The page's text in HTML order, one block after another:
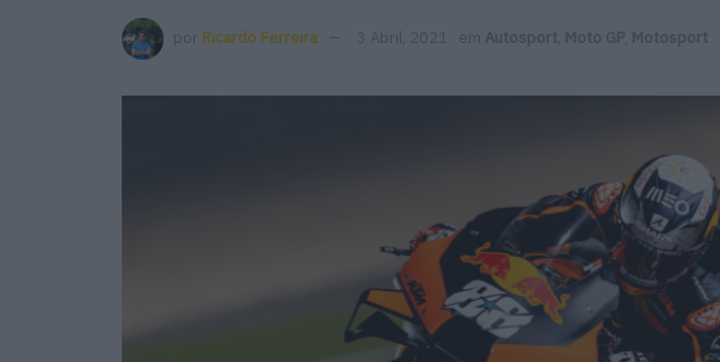
por Ricardo Ferreira 3 Abril, 2021 em Autosport Moto GP Motosport